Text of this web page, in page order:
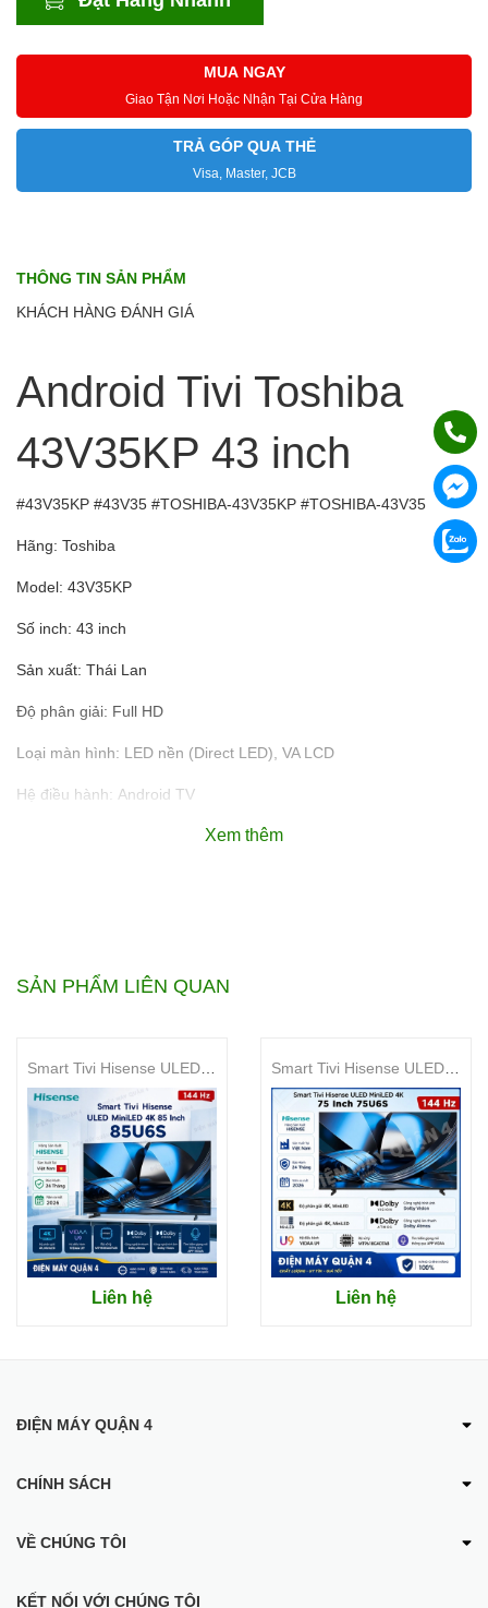
MUA NGAY
Giao Tận Nơi Hoặc Nhận Tại Cửa Hàng
TRẢ GÓP QUA THẺ
Visa, Master, JCB
THÔNG TIN SẢN PHẨM
KHÁCH HÀNG ĐÁNH GIÁ
Android Tivi Toshiba
43V35KP 43 inch
#43V35KP #43V35 #TOSHIBA-43V35KP #TOSHIBA-43V35
Hãng: Toshiba
Model: 43V35KP
Số inch: 43 inch
Sản xuất: Thái Lan
Độ phân giải: Full HD
Loại màn hình: LED nền (Direct LED), VA LCD
Hệ điều hành: Android TV
Tivi Toshiba Sống Động Như
Nhật Bản
nét quan trọng nhất
sống động và cuốn hút như một bức tranh
Xem thêm
SẢN PHẨM LIÊN QUAN
Liên hệ Liên hệ
ĐIỆN MÁY QUẬN 4
CHÍNH SÁCH
VỀ CHÚNG TÔI
KẾT NỐI VỚI CHÚNG TÔI